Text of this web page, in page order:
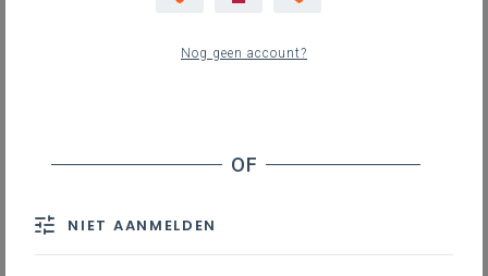
Nog geen account?
NIET AANMELDEN